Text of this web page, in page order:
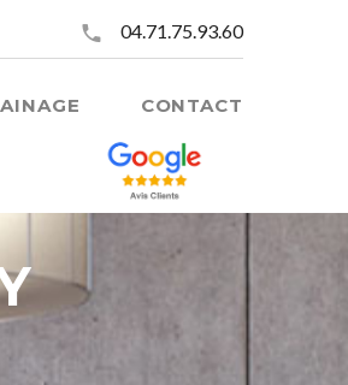
04.71.75.93.60
CONTACT